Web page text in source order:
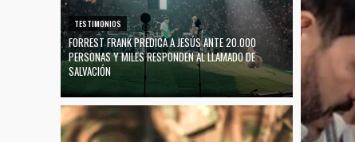
TESTIMONIOS
FORREST FRANK PREDICA A JESÚS ANTE 20.000
PERSONAS Y MILES RESPONDEN AL LLAMADO DE
SALVACIÓN